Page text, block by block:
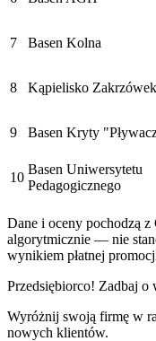
7
Basen Kolna
8
Kąpielisko Zakrzówek
9
Basen Kryty
10
Basen Uniwersytetu
Pedagogicznego
Dane i oceny pochodzą
algorytmicznie — nie
wynikiem płatnej
Przedsiębiorco! Zadbaj
Wyróżnij swoją firmę w
nowych klientów.